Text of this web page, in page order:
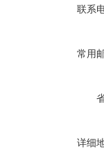
联系
常用
详细